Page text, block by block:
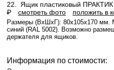
22. Ящик пластиковый
₽
смотреть фото положить в
Размеры (ВхШхГ): 80x105x170 мм.
синий (RAL 5002). Возможно
держателя для ящиков.
Информация по стоимости: